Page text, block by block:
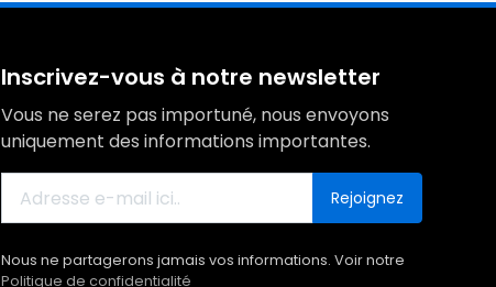
Inscrivez-vous à notre newsletter
Vous ne serez pas importuné, nous envoyons
uniquement des informations importantes.
Rejoignez
Nous ne partagerons jamais vos informations. Voir notre
Politique de confidentialité